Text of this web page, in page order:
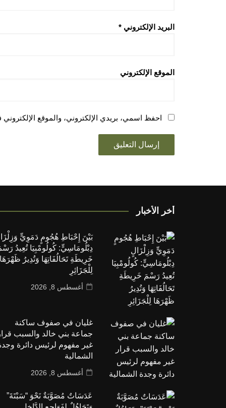
البريد الإلكتروني *
الموقع الإلكتروني
احفظ اسمي، بريدي الإلكتروني، والموقع
أخر الأخبار
بَيْنَ إِحْبَاطِ هُجُومٍ دَمَوِيٍّ
دِبْلُومَاسِيٍّ: كُولُومْبِيَا تُعِيدُ
خَرِيطَةِ تَحَالُفَاتِهَا وَتُدِيرُ ظَهْرَهَا
لِلْجَزَائِرِ
أغسطس 8, 2026
غليان في صفوف ساكنة
جماعة بني خالد والسبب قرار
غير مفهوم لرئيس دائرة
الشمالية
أغسطس 8, 2026
عَدَسَاتٌ مُصَوَّبَةٌ نَحْوَ “سَبْتَةَ”